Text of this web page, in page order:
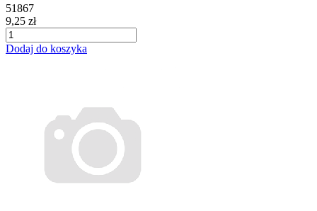
51867
9,25 zł
Dodaj do koszyka